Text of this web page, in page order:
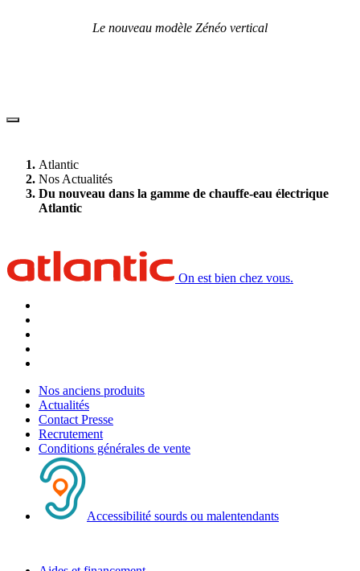
Le nouveau modèle Zénéo vertical
Atlantic
Nos Actualités
Du nouveau dans la gamme de chauffe-eau électrique
Atlantic
On est bien chez vous.
Nos anciens produits
Actualités
Contact Presse
Recrutement
Conditions générales de vente
Accessibilité sourds ou malentendants